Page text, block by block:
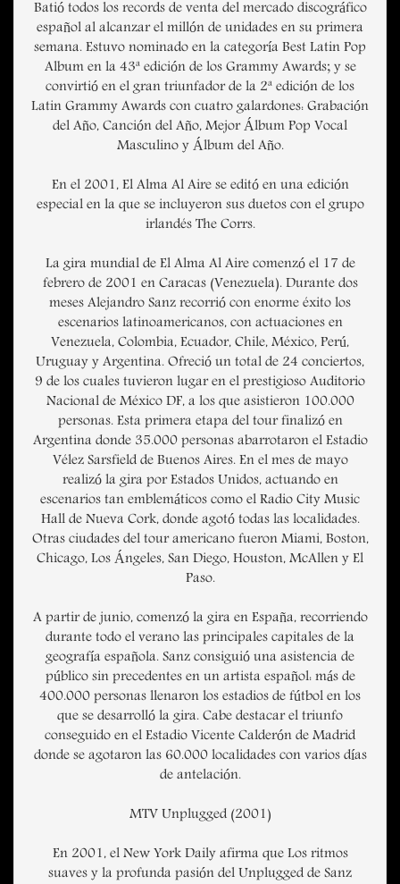
Batió todos los records de venta del mercado discográfico
español al alcanzar el millón de unidades en su primera
semana. Estuvo nominado en la categoría Best Latin Pop
Album en la 43ª edición de los Grammy Awards; y se
convirtió en el gran triunfador de la 2ª edición de los
Latin Grammy Awards con cuatro galardones: Grabación
del Año, Canción del Año, Mejor Álbum Pop Vocal
Masculino y Álbum del Año.
En el 2001, El Alma Al Aire se editó en una edición
especial en la que se incluyeron sus duetos con el grupo
irlandés The Corrs.
La gira mundial de El Alma Al Aire comenzó el 17 de
febrero de 2001 en Caracas (Venezuela). Durante dos
meses Alejandro Sanz recorrió con enorme éxito los
escenarios latinoamericanos, con actuaciones en
Venezuela, Colombia, Ecuador, Chile, México, Perú,
Uruguay y Argentina. Ofreció un total de 24 conciertos,
9 de los cuales tuvieron lugar en el prestigioso Auditorio
Nacional de México DF, a los que asistieron 100.000
personas. Esta primera etapa del tour finalizó en
Argentina donde 35.000 personas abarrotaron el Estadio
Vélez Sarsfield de Buenos Aires. En el mes de mayo
realizó la gira por Estados Unidos, actuando en
escenarios tan emblemáticos como el Radio City Music
Hall de Nueva Cork, donde agotó todas las localidades.
Otras ciudades del tour americano fueron Miami, Boston,
Chicago, Los Ángeles, San Diego, Houston, McAllen y El
Paso.
A partir de junio, comenzó la gira en España, recorriendo
durante todo el verano las principales capitales de la
geografía española. Sanz consiguió una asistencia de
público sin precedentes en un artista español: más de
400.000 personas llenaron los estadios de fútbol en los
que se desarrolló la gira. Cabe destacar el triunfo
conseguido en el Estadio Vicente Calderón de Madrid
donde se agotaron las 60.000 localidades con varios días
de antelación.
MTV Unplugged (2001)
En 2001, el New York Daily afirma que Los ritmos
suaves y la profunda pasión del Unplugged de Sanz